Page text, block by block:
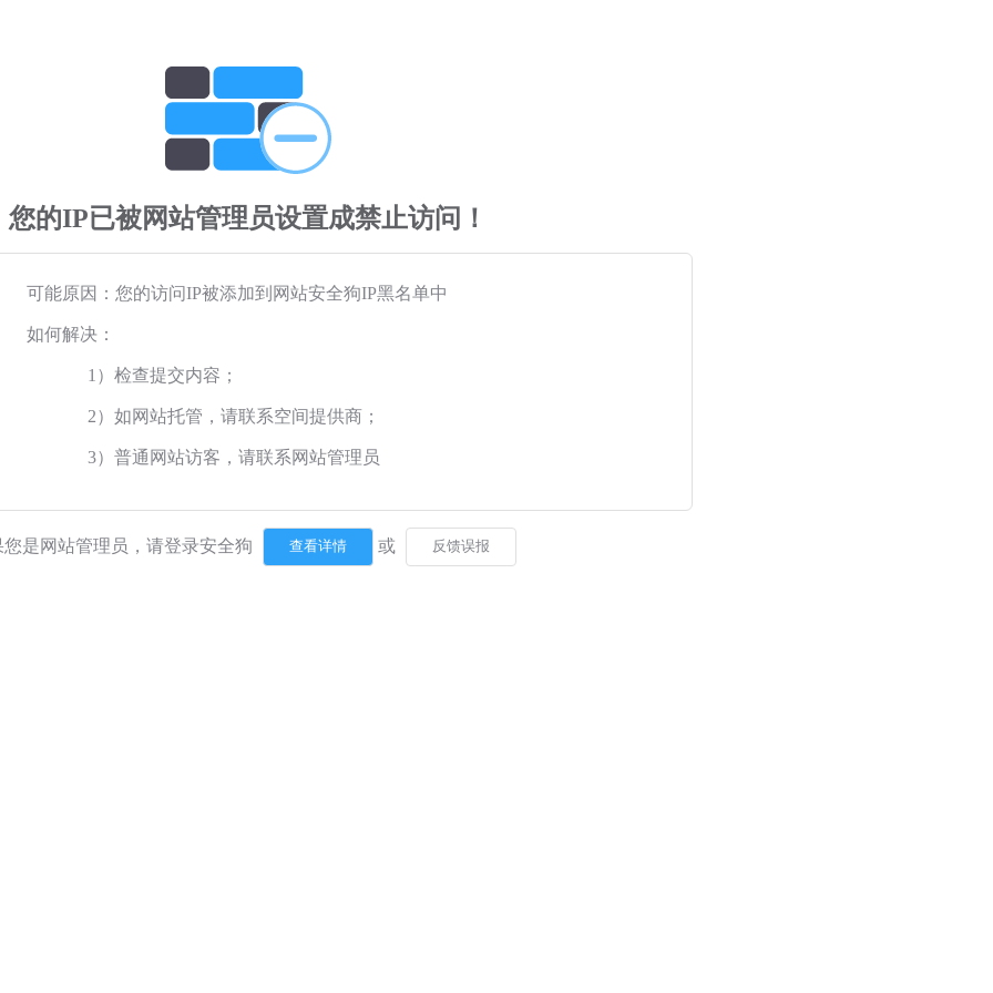
您的IP已被网站管理员设置成禁止访问！
可能原因：您的访问IP被添加到网站安全狗IP黑名单中
如何解决：
1）检查提交内容；
2）如网站托管，请联系空间提供商；
3）普通网站访客，请联系网站管理员
您是网站管理员，请登录安全狗 或